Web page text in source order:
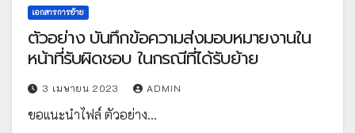
เอกสารการย้าย
ตัวอย่าง บันทึกข้อความส่งมอบหมายงานใน
หน้าที่รับผิดชอบ ในกรณีที่ได้รับย้าย
3 เมษายน 2023 ADMIN
ขอแนะนำไฟล์ ตัวอย่าง…